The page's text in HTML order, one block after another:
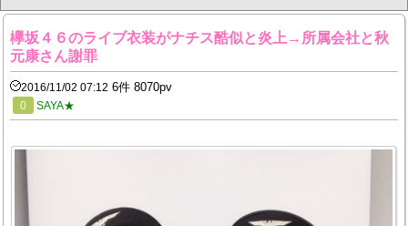
欅坂４６のライブ衣装がナチス酷似と炎上→所属会社と秋
元康さん謝罪
2016/11/02 07:12 6件 8070pv
0 SAYA★